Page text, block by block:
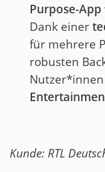
Purpose-App
Dank einer
für mehrere
robusten
Kunde: RTL